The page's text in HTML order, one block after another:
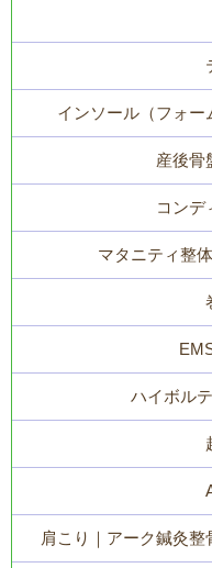
インソール（フォー
産後骨
コンデ
マタニティ整
ハイボル
肩こり｜アーク鍼灸整